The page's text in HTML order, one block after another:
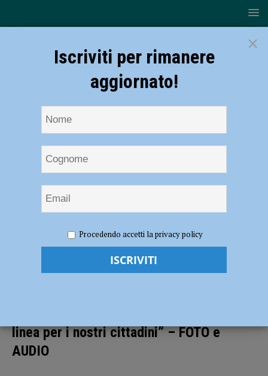
per dire grazie alla Croce Rossa: “Dalle emergenze alla consegna di
viveri e farmaci, in prima linea per i nostri cittadini” – FOTO e AUDIO
Covid, una medaglia per dire grazie alla
linea per i nostri cittadini” – FOTO e
AUDIO
×
Iscriviti per rimanere
aggiornato!
Procedendo accetti la privacy policy